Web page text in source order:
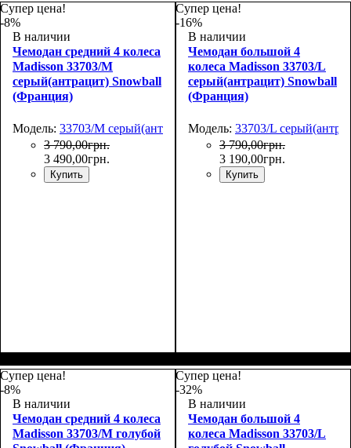
55х36х20
Супер цена!
-8%
В наличии
Чемодан средний 4 колеса
Madisson 33703/M
серый(антрацит) Snowball
(Франция)
Модель: 33703/M серый(антрацит)
3 790,00грн.
3 490,00грн.
Купить
66х44х27
Супер цена!
-16%
В наличии
Чемодан большой 4
колеса Madisson 33703/L
серый(антрацит) Snowball
(Франция)
Модель: 33703/L
3 790,00грн.
3 190,00грн.
Купить
75х50х30
Супер цена!
-8%
В наличии
Чемодан средний 4 колеса
Madisson 33703/M голубой
Супер цена!
-32%
В наличии
Чемодан большой 4
колеса Madisson 33703/L